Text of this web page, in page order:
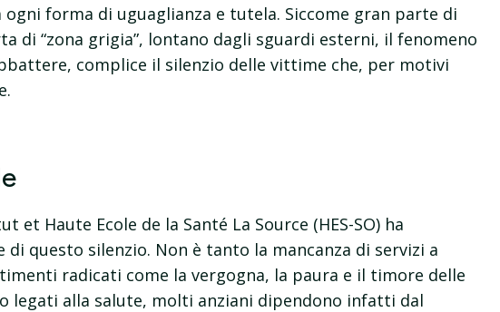
forma di uguaglianza e tutela. Siccome gran parte di
di “zona grigia”, lontano dagli sguardi esterni, il fenomeno
complice il silenzio delle vittime che, per motivi
Haute Ecole de la Santé La Source (HES-SO) ha
questo silenzio. Non è tanto la mancanza di servizi a
radicati come la vergogna, la paura e il timore delle
legati alla salute, molti anziani dipendono infatti dal